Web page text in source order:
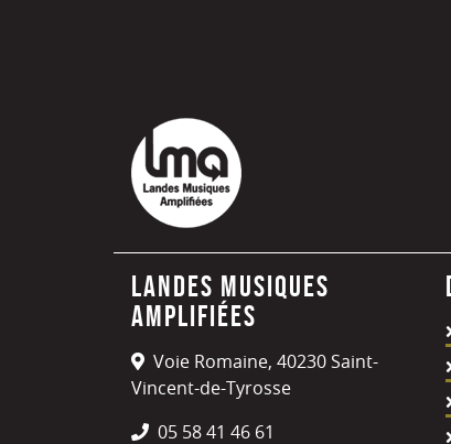
Landes Musiques
Amplifiées
Voie Romaine, 40230 Saint-
Vincent-de-Tyrosse
05 58 41 46 61